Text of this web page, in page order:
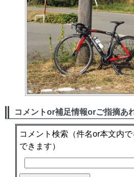
コメントor補足情報orご指摘あ
コメント検索 （件名or本文内
できます）